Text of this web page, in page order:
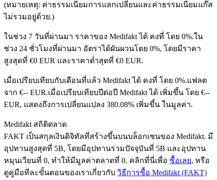
ฟิวเจอร์ส USDC
ฟิวเจอร์สที่ใช้ USDC เป็นหลักประกัน
(หมายเหตุ: ค่าธรรมเนียมการแลกเปลี่ยนและค่าธรรมเนียมแก๊ส
ไม่รวมอยู่ด้วย.)
ในช่วง 7 วันที่ผ่านมา ราคาของ Medifakt ได้ คงที่ โดย 0%.ใน
ช่วง 24 ชั่วโมงที่ผ่านมา อัตราได้ผันผวนโดย 0%, โดยมีราคา
สูงสุดที่ €0 EUR และราคาต่ำสุดที่ €0 EUR.
เมื่อเปรียบเทียบกับเดือนที่แล้ว Medifakt ได้ คงที่ โดย 0%.แฟลต
จาก €-- EUR.เมื่อเปรียบเทียบปีต่อปี Medifakt ได้ เพิ่มขึ้น โดย €--
EUR, แสดงถึงการเปลี่ยนแปลง 380.08% เพิ่มขึ้น ในมูลค่า.
Medifakt สถิติตลาด
FAKT เป็นสกุลเงินดิจิทัลที่สร้างขึ้นบนบล็อกเชนของ Medifakt. มี
อุปทานสูงสุดที่ 5B, โดยมีอุปทานรวมปัจจุบันที่ 5B และอุปทาน
หมุนเวียนที่ 0, ทำให้มีมูลค่าตลาดที่ 0. คลิกที่นี่เพื่อ ซื้อเลย, หรือ
ดูคู่มือทีละขั้นตอนของเราเกี่ยวกับ วิธีการซื้อ Medifakt (FAKT)